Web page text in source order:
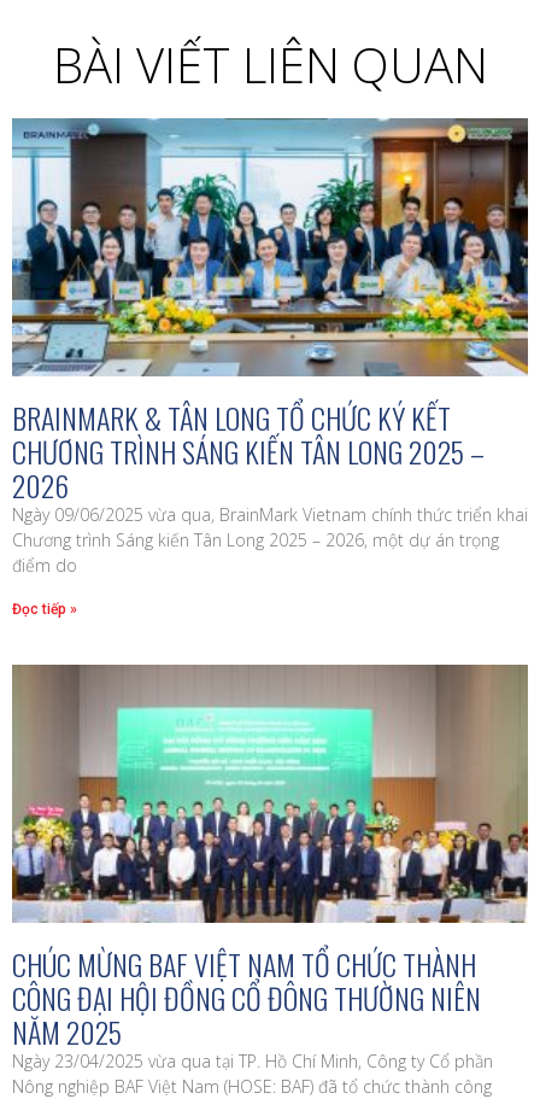
BÀI VIẾT LIÊN QUAN
BRAINMARK & TÂN LONG TỔ CHỨC KÝ KẾT
CHƯƠNG TRÌNH SÁNG KIẾN TÂN LONG 2025 –
2026
Ngày 09/06/2025 vừa qua, BrainMark Vietnam chính thức triển khai
Chương trình Sáng kiến Tân Long 2025 – 2026, một dự án trọng
điểm do
Đọc tiếp »
CHÚC MỪNG BAF VIỆT NAM TỔ CHỨC THÀNH
CÔNG ĐẠI HỘI ĐỒNG CỔ ĐÔNG THƯỜNG NIÊN
NĂM 2025
Ngày 23/04/2025 vừa qua tại TP. Hồ Chí Minh, Công ty Cổ phần
Nông nghiệp BAF Việt Nam (HOSE: BAF) đã tổ chức thành công